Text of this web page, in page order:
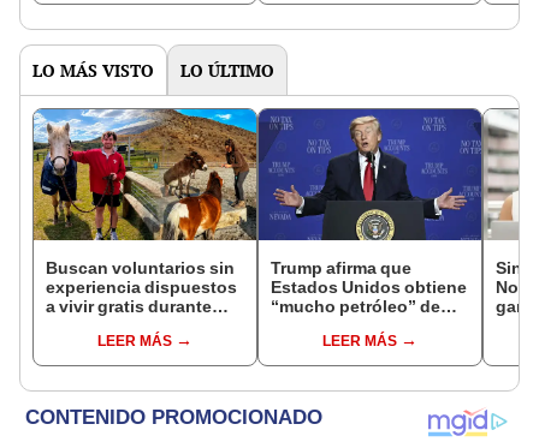
en un paisaje con más
pasado
LO MÁS VISTO LO ÚLTIMO
Buscan voluntarios sin
experiencia dispuestos
a vivir gratis durante
cuidar caballos, burros
y otros animales
LEER MÁS
Trump afirma que
Estados Unidos obtiene
“mucho petróleo” de
de Nicolás Maduro
LEER MÁS